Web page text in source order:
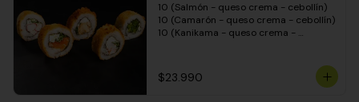
10 (Salmón - queso crema - cebollín)
10 (Camarón - queso crema - cebollín)
10 (Kanikama - queso crema -
crema - cebollín)
$23.990